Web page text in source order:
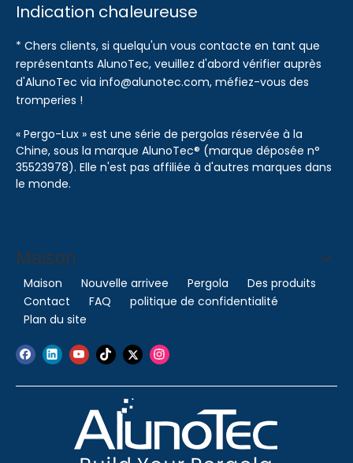
Indication chaleureuse
* Chers clients, si quelqu'un vous contacte en tant que
représentants AlunoTec, veuillez d'abord vérifier auprès
d'AlunoTec via info@alunotec.com, méfiez-vous des
tromperies !
« Pergo-Lux » est une série de pergolas réservée à la
Chine, sous la marque AlunoTec® (marque déposée n°
35523978). Elle n'est pas affiliée à d'autres marques dans
le monde.
Maison
Maison Nouvelle arrivee Pergola
Des produits
Contact
FAQ
politique de confidentialité
Plan du site